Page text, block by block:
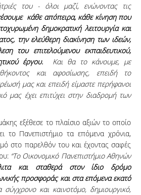
του - όλοι μαζί, ενώνοντας τις
κάθε απόπειρα, κάθε κίνηση που
δημοκρατική λειτουργία και
την ελεύθερη διακίνηση των ιδεών,
του επιτελούμενου εκπαιδευτικού,
έργου. Και θα το κάνουμε, με
και αφοσίωσης, επειδή το
μας και επειδή είμαστε περήφανοι
μας έχει επιτύχει στην διαδρομή των
εξέθεσε το πλαίσιο αξιών το οποίο
το Πανεπιστήμιο τα επόμενα χρόνια,
στο παρελθόν του και έχοντας σαφές
“Tο Οικονομικό Πανεπιστήμιο Αθηνών
και σταθερά στον ίδιο δρόμο
προσφοράς και στα επόμενα εκατό
σύγχρονο και καινοτόμο, δημιουργικό,